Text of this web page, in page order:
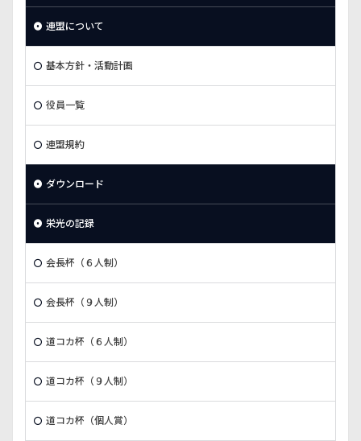
連盟について
基本方針・活動計画
役員一覧
連盟規約
ダウンロード
栄光の記録
会長杯（６人制）
会長杯（９人制）
道コカ杯（６人制）
道コカ杯（９人制）
道コカ杯（個人賞）